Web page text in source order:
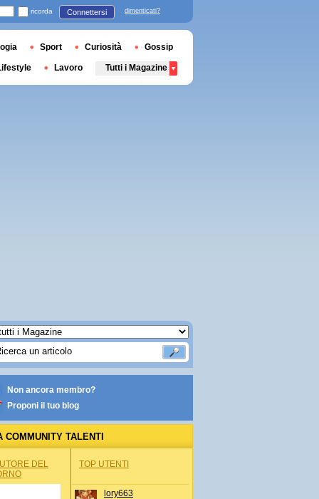
Non ancora membro?
Proponi il tuo blog
COMMUNITY TALENTI
DEL
TOP UTENTI
lory663
ricorda Connettersi dimenticati?
Sport Curiosità Gossip
Lavoro Tutti i Magazine